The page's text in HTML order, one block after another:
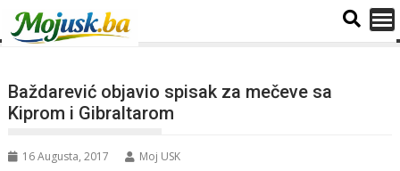
Baždarević objavio spisak za mečeve sa
Kiprom i Gibraltarom
16 Augusta, 2017 Moj USK